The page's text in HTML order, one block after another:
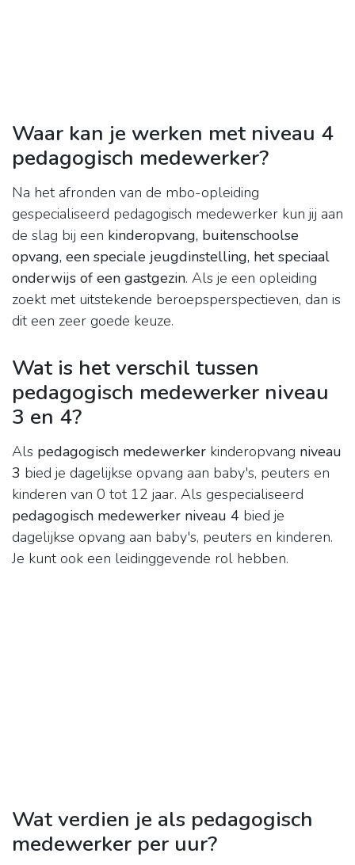
Waar kan je werken met niveau 4
pedagogisch medewerker?
Na het afronden van de mbo-opleiding
gespecialiseerd pedagogisch medewerker kun jij aan
de slag bij een kinderopvang, buitenschoolse
opvang, een speciale jeugdinstelling, het speciaal
onderwijs of een gastgezin. Als je een opleiding
zoekt met uitstekende beroepsperspectieven, dan is
dit een zeer goede keuze.
Wat is het verschil tussen
pedagogisch medewerker niveau
3 en 4?
Als pedagogisch medewerker kinderopvang niveau
3 bied je dagelijkse opvang aan baby's, peuters en
kinderen van 0 tot 12 jaar. Als gespecialiseerd
pedagogisch medewerker niveau 4 bied je
dagelijkse opvang aan baby's, peuters en kinderen.
Je kunt ook een leidinggevende rol hebben.
Wat verdien je als pedagogisch
medewerker per uur?